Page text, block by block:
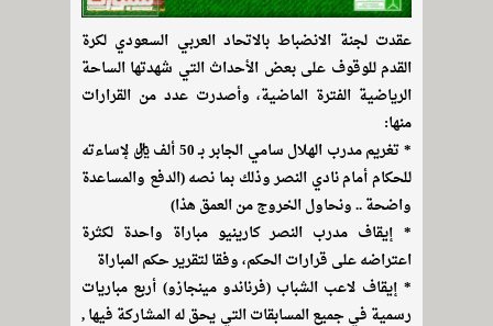
عقدت لجنة الانضباط بالاتحاد العربي السعودي لكرة
القدم للوقوف على بعض الأحداث التي شهدتها الساحة
الرياضية الفترة الماضية، وأصدرت عدد من القرارات
منها:
* تغريم مدرب الهلال سامي الجابر بـ 50 ألف ريال لإساءته
للحكام أمام نادي النصر وذلك بما نصه (الدفع والمساعدة
واضحة .. ونحاول الخروج من العمق هذا)
* إيقاف مدرب النصر كارينيو مباراة واحدة لكثرة
اعتراضه على قرارات الحكم، وفقا لتقرير حكم المباراة
* إيقاف لاعب الشباب (فرناندو مينجازو) أربع مباريات
رسمية في جميع المسابقات التي يحق له المشاركة فيها ,